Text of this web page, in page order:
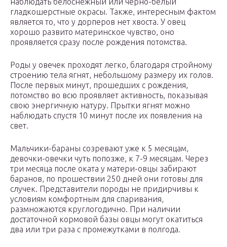
гладкошерстные окрасы. Также, интересным фактом
является то, что у дорперов нет хвоста. У овец
хорошо развито материнское чувство, оно
проявляется сразу после рождения потомства.
Роды у овечек проходят легко, благодаря стройному
строению тела ягнят, небольшому размеру их голов.
После первых минут, прошедших с рождения,
потомство во всю проявляет активность, показывая
свою энергичную натуру. Прытки ягнят можно
наблюдать спустя 10 минут после их появления на
свет.
Мальчики-бараны созревают уже к 5 месяцам,
девочки-овечки чуть попозже, к 7-9 месяцам. Через
три месяца после оката у матери-овцы забирают
баранов, по прошествии 250 дней они готовы для
случек. Представители породы не придирчивы к
условиям комфортным для спаривания,
размножаются круглогодично. При наличии
достаточной кормовой базы овцы могут окатиться
два или три раза с промежутками в полгода.